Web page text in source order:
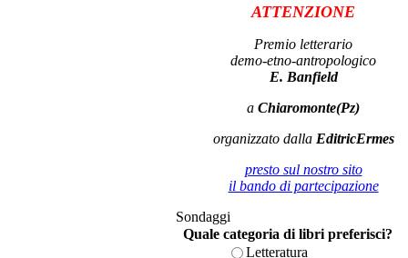
ATTENZIONE
Premio letterario
demo-etno-antropologico
E. Banfield
a Chiaromonte(Pz)
organizzato dalla EditricErmes
presto sul nostro sito
il bando di partecipazione
Sondaggi
Quale categoria di libri preferisci?
Letteratura